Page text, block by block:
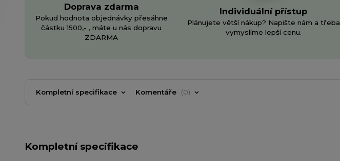
Doprava zdarma
Pokud hodnota objednávky přesáhne
částku 1500,- , máte u nás dopravu
ZDARMA
Individuální přístup
Plánujete větší nákup? Napište nám a třeba
vymyslíme lepší cenu.
Kompletní specifikace Komentáře 0
Kompletní specifikace